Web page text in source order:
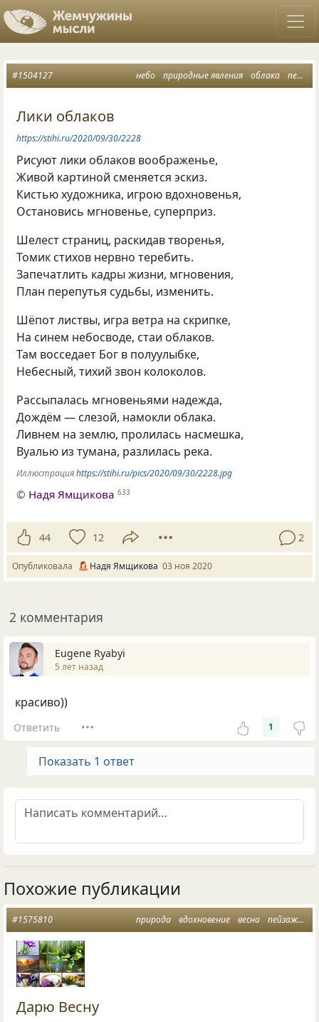
небо природные явления облака пейзажная лирика
#1504127
Лики облаков
https://stihi.ru/2020/09/30/2228
Рисуют лики облаков воображенье,
Живой картиной сменяется эскиз.
Кистью художника, игрою вдохновенья,
Остановись мгновенье, суперприз.
Шелест страниц, раскидав творенья,
Томик стихов нервно теребить.
Запечатлить кадры жизни, мгновения,
План перепутья судьбы, изменить.
Шёпот листвы, игра ветра на скрипке,
На синем небосводе, стаи облаков.
Там восседает Бог в полуулыбке,
Небесный, тихий звон колоколов.
Рассыпалась мгновеньями надежда,
Дождём — слезой, намокли облака.
Ливнем на землю, пролилась насмешка,
Вуалью из тумана, разлилась река.
Иллюстрацияhttps://stihi.ru/pics/2020/09/30/2228.jpg
© Надя Ямщикова 633
44 12 2
Опубликовала Надя Ямщикова 03 ноя 2020
2 комментария
Eugene Ryabyi
5 лет назад
красиво))
Ответить 1
Показать 1 ответ
Похожие публикации
природа вдохновение весна пейзажная лирика
#1575810
Дарю Весну